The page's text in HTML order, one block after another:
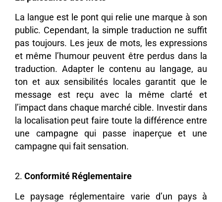
La langue est le pont qui relie une marque à son
public. Cependant, la simple traduction ne suffit
pas toujours. Les jeux de mots, les expressions
et même l’humour peuvent être perdus dans la
traduction. Adapter le contenu au langage, au
ton et aux sensibilités locales garantit que le
message est reçu avec la même clarté et
l’impact dans chaque marché cible. Investir dans
la localisation peut faire toute la différence entre
une campagne qui passe inaperçue et une
campagne qui fait sensation.
2. Conformité Réglementaire
Le paysage réglementaire varie d’un pays à